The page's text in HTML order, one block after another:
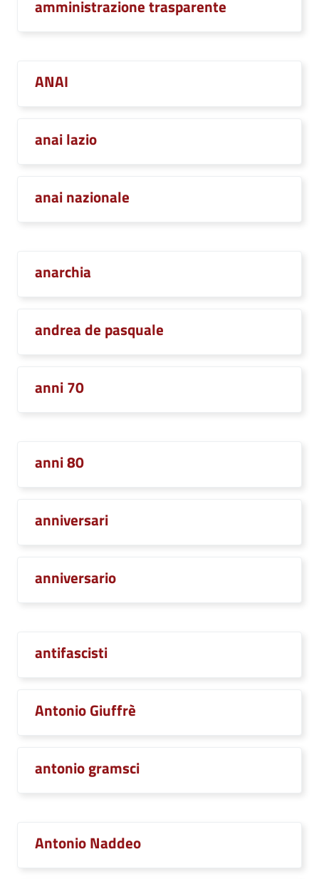
amministrazione trasparente
ANAI
anai lazio
anai nazionale
anarchia
andrea de pasquale
anni 70
anni 80
anniversari
anniversario
antifascisti
Antonio Giuffrè
antonio gramsci
Antonio Naddeo